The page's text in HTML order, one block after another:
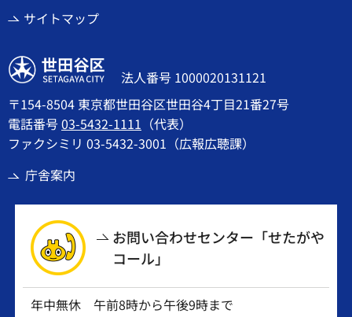
サイトマップ
世田谷区
法人番号 1000020131121
〒154-8504 東京都世田谷区世田谷4丁目21番27号
電話番号03-5432-1111 （代表）
ファクシミリ 03-5432-3001（広報広聴課）
庁舎案内
お問い合わせセンター「せたがや
コール」
年中無休 午前8時から午後9時まで